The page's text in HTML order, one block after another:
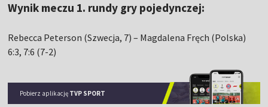
Wynik meczu 1. rundy gry pojedynczej:
Rebecca Peterson (Szwecja, 7) – Magdalena Fręch (Polska)
6:3, 7:6 (7-2)
Pobierz aplikację TVP SPORT